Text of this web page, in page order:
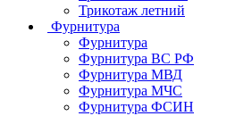
Трикотаж летний
Фурнитура
Фурнитура
Фурнитура ВС РФ
Фурнитура МВД
Фурнитура МЧС
Фурнитура ФСИН